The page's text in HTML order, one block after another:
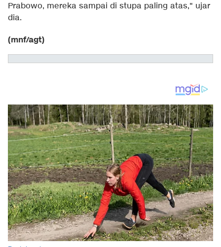
Prabowo, mereka sampai di stupa paling atas," ujar
dia.
(mnf/agt)